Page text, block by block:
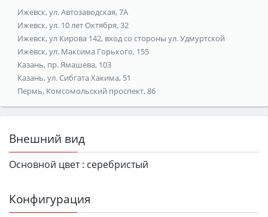
Ижевск, ул. Автозаводская, 7А
Ижевск, ул. 10 лет Октября, 32
Ижевск, ул Кирова 142, вход со стороны ул. Удмуртской
Ижевск, ул. Максима Горького, 155
Казань, пр. Ямашева, 103
Казань, ул. Сибгата Хакима, 51
Пермь, Комсомольский проспект, 86
Внешний вид
Основной цвет : серебристый
Конфигурация